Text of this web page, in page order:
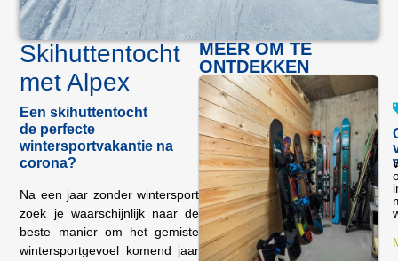
Skihuttentocht
met Alpex
Een skihuttentocht
de perfecte
wintersportvakantie na
corona?
Na een jaar zonder wintersport
zoek je waarschijnlijk naar de
beste manier om het gemiste
wintersportgevoel komend jaar
MEER OM TE
ONTDEKKEN